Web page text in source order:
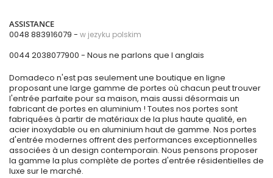
ASSISTANCE
0048 883916079 - w jezyku polskim
0044 2038077900 - Nous ne parlons que l anglais
Domadeco n'est pas seulement une boutique en ligne
proposant une large gamme de portes où chacun peut trouver
l'entrée parfaite pour sa maison, mais aussi désormais un
fabricant de portes en aluminium ! Toutes nos portes sont
fabriquées à partir de matériaux de la plus haute qualité, en
acier inoxydable ou en aluminium haut de gamme. Nos portes
d'entrée modernes offrent des performances exceptionnelles
associées à un design contemporain. Nous pensons proposer
la gamme la plus complète de portes d'entrée résidentielles de
luxe sur le marché.